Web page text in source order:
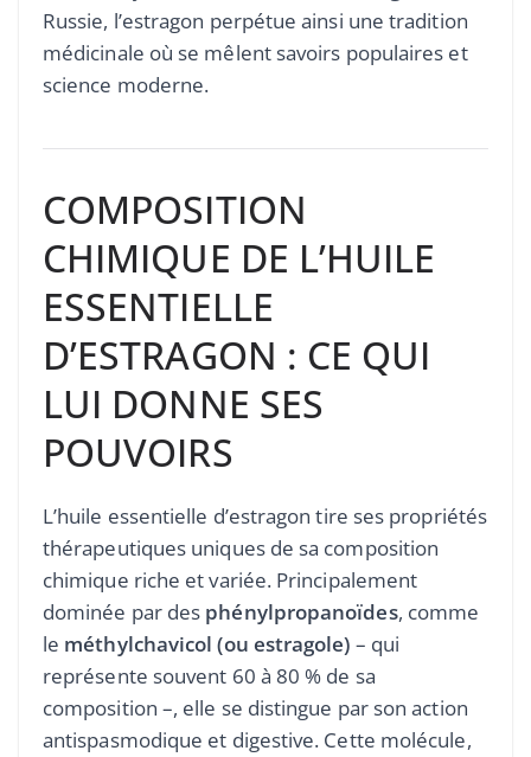
Russie, l’estragon perpétue ainsi une tradition
médicinale où se mêlent savoirs populaires et
science moderne.
COMPOSITION
CHIMIQUE DE L’HUILE
ESSENTIELLE
D’ESTRAGON : CE QUI
LUI DONNE SES
POUVOIRS
L’huile essentielle d’estragon tire ses propriétés
thérapeutiques uniques de sa composition
chimique riche et variée. Principalement
dominée par des phénylpropanoïdes, comme
le méthylchavicol (ou estragole) – qui
représente souvent 60 à 80 % de sa
composition –, elle se distingue par son action
antispasmodique et digestive. Cette molécule,